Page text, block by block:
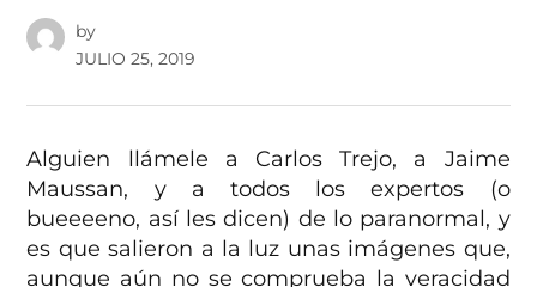
by
JULIO 25, 2019
Alguien llámele a Carlos Trejo, a Jaime
Maussan, y a todos los expertos (o
bueeeeno, así les dicen) de lo paranormal, y
es que salieron a la luz unas imágenes que,
aunque aún no se comprueba la veracidad